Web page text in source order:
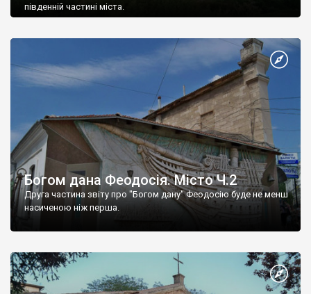
південній частині міста.
Богом дана Феодосія. Місто Ч.2
Друга частина звіту про "Богом дану" Феодосію буде не менш
насиченою ніж перша.